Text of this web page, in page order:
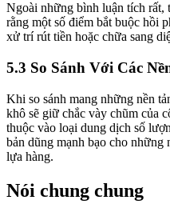
Ngoài những bình luận tích rất,
rằng một số điểm bắt buộc hồi
xử trí rút tiền hoặc chữa sang
5.3 So Sánh Với Các
Khi so sánh mang những nền
khô sẽ giữ chắc vày chũm của
thuộc vào loại dung dịch số
bản dũng mạnh bạo cho
lựa hàng.
Nói chung chung